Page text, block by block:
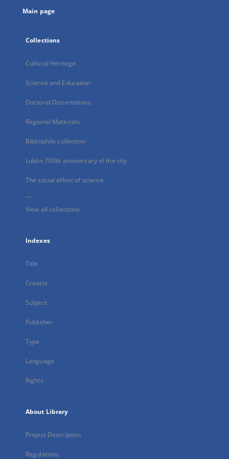
Main page
Collections
Cultural Heritage
Science and Education
Doctoral Dissertations
Regional Materials
Bibliophile collection
Lublin 700th anniversary of the city
The social effect of science
...
View all collections
Indexes
Title
Creator
Subject
Publisher
Type
Language
Rights
About Library
Project Description
Regulations